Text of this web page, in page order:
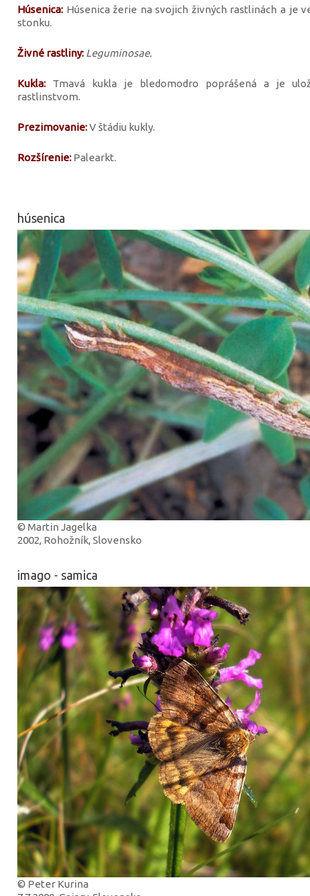
Húsenica: Húsenica žerie na svojich živných rastlinách a je
stonku.
Živné rastliny: Leguminosae.
Kukla: Tmavá kukla je bledomodro poprášená a je
rastlinstvom.
Prezimovanie:V štádiu kukly.
Rozšírenie: Palearkt.
húsenica
© Martin Jagelka
2002, Rohožník, Slovensko
imago - samica
© Peter Kurina